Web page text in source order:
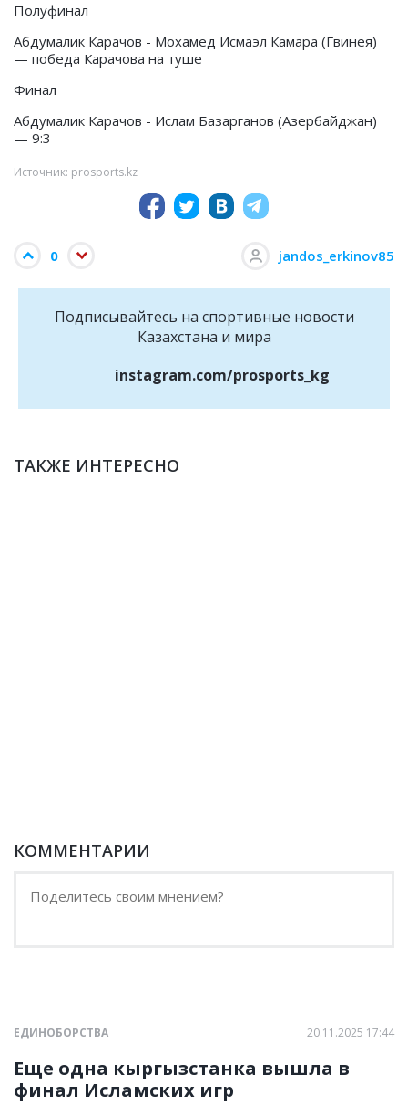
Полуфинал
Абдумалик Карачов - Мохамед Исмаэл Камара (Гвинея)
— победа Карачова на туше
Финал
Абдумалик Карачов - Ислам Базарганов (Азербайджан)
— 9:3
Источник: prosports.kz
0 jandos_erkinov85
Подписывайтесь на cпортивные новости
Казахстана и мира
instagram.com/prosports_kg
ТАКЖЕ ИНТЕРЕСНО
КОММЕНТАРИИ
ЕДИНОБОРСТВА 20.11.2025 17:44
Еще одна кыргызстанка вышла в
финал Исламских игр